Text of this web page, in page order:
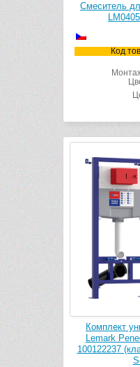
Смеситель
Код
Комплект
Lemark
100122237